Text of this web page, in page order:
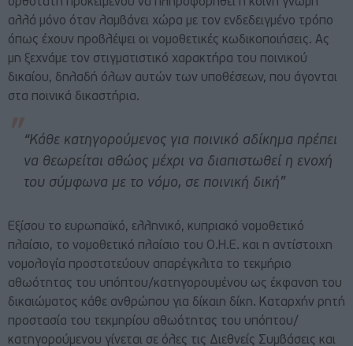
ορθότατη προκειμένου να πληροφορηθεί η κοινή γνώμη
αλλά μόνο όταν λαμβάνει χώρα με τον ενδεδειγμένο τρόπο
όπως έχουν προβλέψει οι νομοθετικές κωδικοποιήσεις. Ας
μη ξεχνάμε τον στιγματιστικό χαρακτήρα του ποινικού
δικαίου, δηλαδή όλων αυτών των υποθέσεων, που άγονται
στα ποινικά δικαστήρια.
“Κάθε κατηγορούμενος για ποινικό αδίκημα πρέπει
να θεωρείται αθώος μέχρι να διαπιστωθεί η ενοχή
του σύμφωνα με το νόμο, σε ποινική δική”
Εξίσου το ευρωπαϊκό, ελληνικό, κυπριακό νομοθετικό
πλαίσιο, το νομοθετικό πλαίσιο του Ο.Η.Ε. και η αντίστοιχη
νομολογία προστατεύουν απαρέγκλιτα το τεκμήριο
αθωότητας του υπόπτου/κατηγορουμένου ως έκφανση του
δικαιώματος κάθε ανθρώπου για δίκαιη δίκη. Καταρχήν ρητή
προστασία του τεκμηρίου αθωότητας του υπόπτου/
κατηγορούμενου γίνεται σε όλες τις Διεθνείς Συμβάσεις και